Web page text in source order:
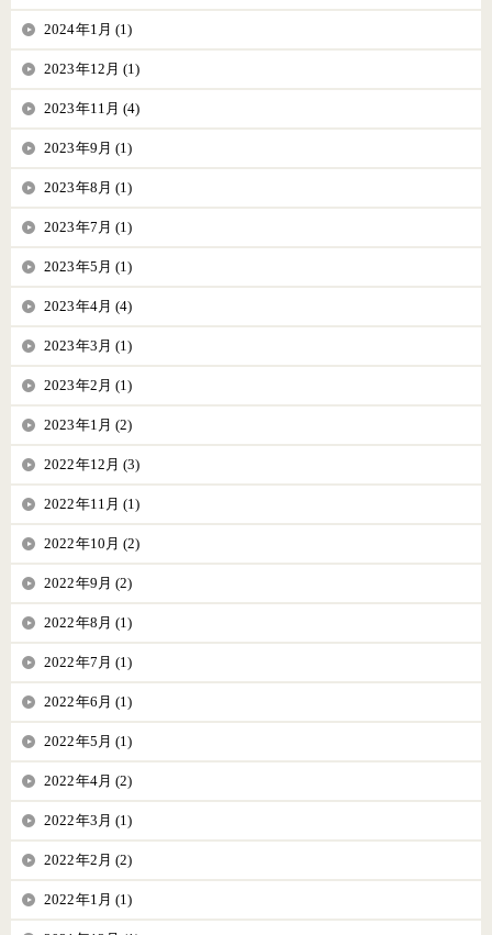
2024年1月 (1)
2023年12月 (1)
2023年11月 (4)
2023年9月 (1)
2023年8月 (1)
2023年7月 (1)
2023年5月 (1)
2023年4月 (4)
2023年3月 (1)
2023年2月 (1)
2023年1月 (2)
2022年12月 (3)
2022年11月 (1)
2022年10月 (2)
2022年9月 (2)
2022年8月 (1)
2022年7月 (1)
2022年6月 (1)
2022年5月 (1)
2022年4月 (2)
2022年3月 (1)
2022年2月 (2)
2022年1月 (1)